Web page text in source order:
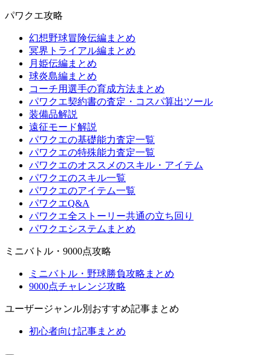
パワクエ攻略
幻想野球冒険伝編まとめ
冥界トライアル編まとめ
月姫伝編まとめ
球炎島編まとめ
コーチ用選手の育成方法まとめ
パワクエ契約書の査定・コスパ算出ツール
装備品解説
遠征モード解説
パワクエの基礎能力査定一覧
パワクエの特殊能力査定一覧
パワクエのオススメのスキル・アイテム
パワクエのスキル一覧
パワクエのアイテム一覧
パワクエQ&A
パワクエ全ストーリー共通の立ち回り
パワクエシステムまとめ
ミニバトル・9000点攻略
ミニバトル・野球勝負攻略まとめ
9000点チャレンジ攻略
ユーザージャンル別おすすめ記事まとめ
初心者向け記事まとめ